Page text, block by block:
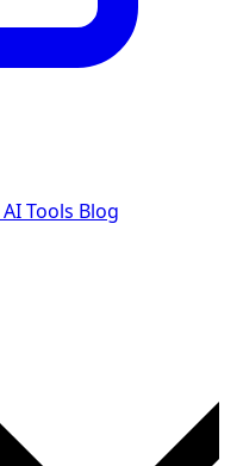
AI Tools Blog